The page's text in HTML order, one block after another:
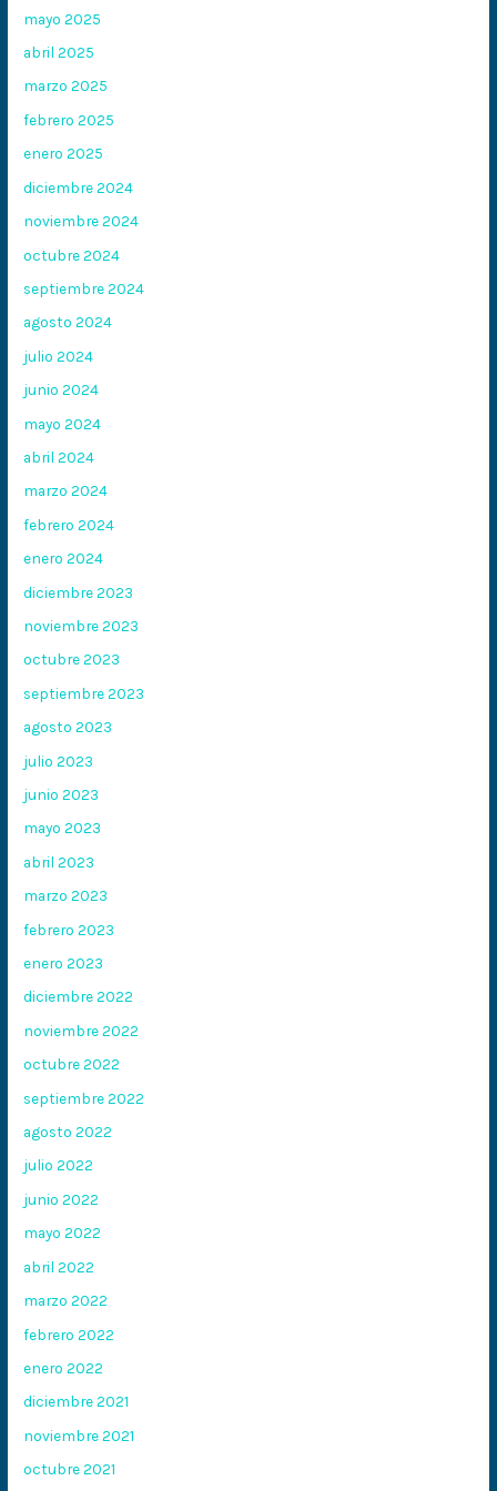
mayo 2025
abril 2025
marzo 2025
febrero 2025
enero 2025
diciembre 2024
noviembre 2024
octubre 2024
septiembre 2024
agosto 2024
julio 2024
junio 2024
mayo 2024
abril 2024
marzo 2024
febrero 2024
enero 2024
diciembre 2023
noviembre 2023
octubre 2023
septiembre 2023
agosto 2023
julio 2023
junio 2023
mayo 2023
abril 2023
marzo 2023
febrero 2023
enero 2023
diciembre 2022
noviembre 2022
octubre 2022
septiembre 2022
agosto 2022
julio 2022
junio 2022
mayo 2022
abril 2022
marzo 2022
febrero 2022
enero 2022
diciembre 2021
noviembre 2021
octubre 2021